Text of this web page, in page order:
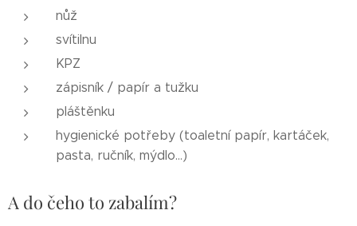
nůž
svítilnu
KPZ
zápisník / papír a tužku
pláštěnku
hygienické potřeby (toaletní papír, kartáček,
pasta, ručník, mýdlo…)
A do čeho to zabalím?